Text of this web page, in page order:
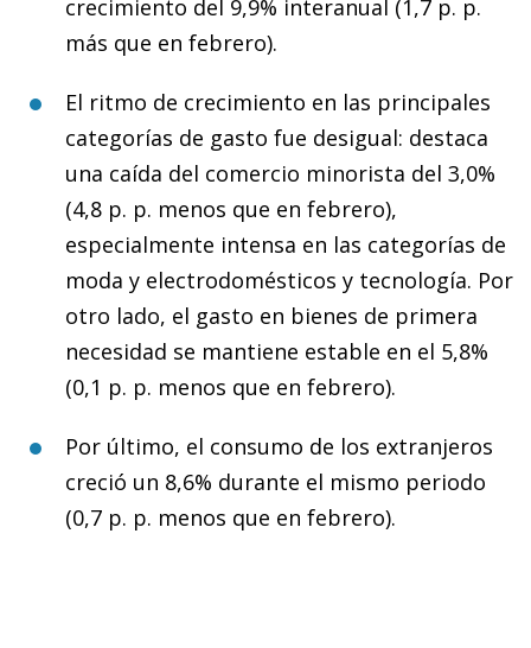
crecimiento del 9,9% interanual (1,7 p. p.
más que en febrero).
El ritmo de crecimiento en las principales
categorías de gasto fue desigual: destaca
una caída del comercio minorista del 3,0%
(4,8 p. p. menos que en febrero),
especialmente intensa en las categorías de
moda y electrodomésticos y tecnología. Por
otro lado, el gasto en bienes de primera
necesidad se mantiene estable en el 5,8%
(0,1 p. p. menos que en febrero).
Por último, el consumo de los extranjeros
creció un 8,6% durante el mismo periodo
(0,7 p. p. menos que en febrero).